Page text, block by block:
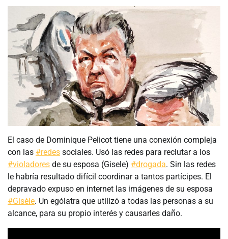
El caso de Dominique Pelicot tiene una conexión compleja
con las #redes sociales. Usó las redes para reclutar a los
#violadores de su esposa (Gisele) #drogada. Sin las redes
le habría resultado difícil coordinar a tantos partícipes. El
depravado expuso en internet las imágenes de su esposa
#Gisèle. Un ególatra que utilizó a todas las personas a su
alcance, para su propio interés y causarles daño.